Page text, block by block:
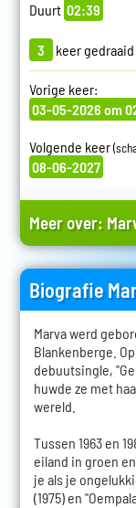
Duurt 02:39
3 keer gedraaid
Vorige keer:
03-05-2026 om
Volgende keer
08-06-2027
Meer over:
Biografie
Marva werd
Blankenberge.
debuutsingle,
huwde ze met
wereld.
Tussen 1963 en
eiland in groen en
je als je
(1975) en